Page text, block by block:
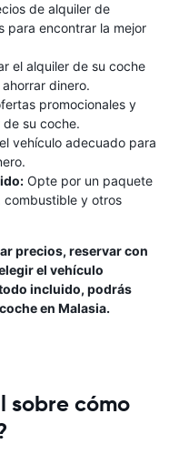
de alquiler de
para encontrar la mejor
el alquiler de su coche
dinero.
promocionales y
su coche.
vehículo adecuado para
Opte por un paquete
combustible y otros
precios, reservar con
el vehículo
incluido, podrás
en Malasia.
sobre cómo